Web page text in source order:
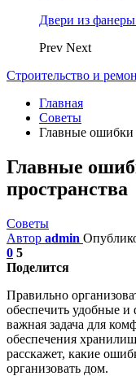
Двери из
Prev Next
Строительство и
Главная
Советы
Главные ошибки
Главные
пространства
Советы
Автор admin
0 5
Поделится
Правильно
обеспечить удобные
важная задача для
обеспечения
расскажет, какие
организовать дом.